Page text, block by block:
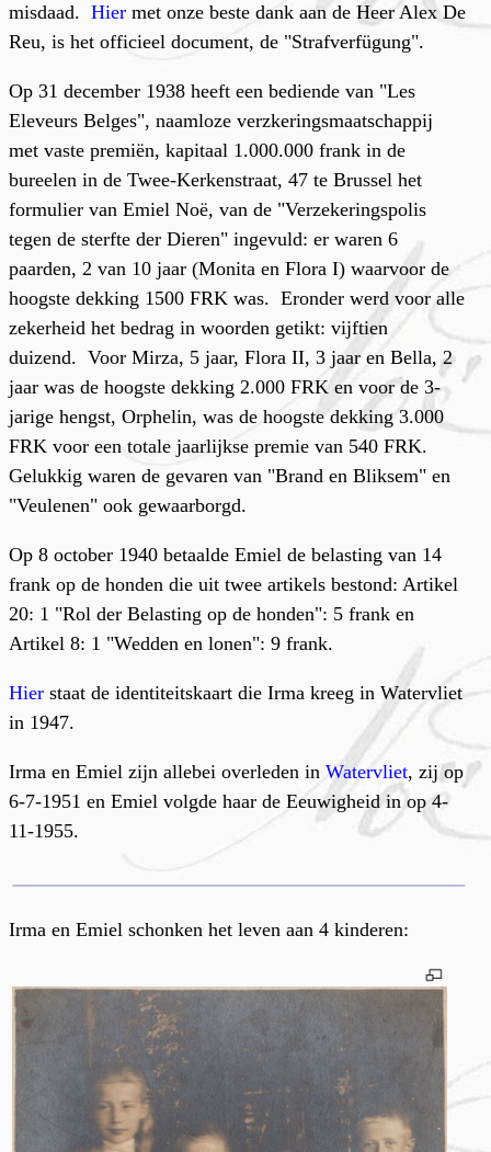
misdaad. Hier met onze beste dank aan de Heer Alex De
Reu, is het officieel document, de "Strafverfügung".
Op 31 december 1938 heeft een bediende van "Les
Eleveurs Belges", naamloze verzkeringsmaatschappij
met vaste premiën, kapitaal 1.000.000 frank in de
bureelen in de Twee-Kerkenstraat, 47 te Brussel het
formulier van Emiel Noë, van de "Verzekeringspolis
tegen de sterfte der Dieren" ingevuld: er waren 6
paarden, 2 van 10 jaar (Monita en Flora I) waarvoor de
hoogste dekking 1500 FRK was. Eronder werd voor alle
zekerheid het bedrag in woorden getikt: vijftien
duizend. Voor Mirza, 5 jaar, Flora II, 3 jaar en Bella, 2
jaar was de hoogste dekking 2.000 FRK en voor de 3-
jarige hengst, Orphelin, was de hoogste dekking 3.000
FRK voor een totale jaarlijkse premie van 540 FRK.
Gelukkig waren de gevaren van "Brand en Bliksem" en
"Veulenen" ook gewaarborgd.
Op 8 october 1940 betaalde Emiel de belasting van 14
frank op de honden die uit twee artikels bestond: Artikel
20: 1 "Rol der Belasting op de honden": 5 frank en
Artikel 8: 1 "Wedden en lonen": 9 frank.
Hier staat de identiteitskaart die Irma kreeg in Watervliet
in 1947.
Irma en Emiel zijn allebei overleden in Watervliet, zij op
6-7-1951 en Emiel volgde haar de Eeuwigheid in op 4-
11-1955.
Irma en Emiel schonken het leven aan 4 kinderen: